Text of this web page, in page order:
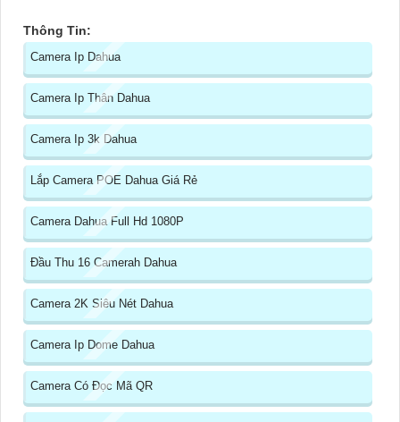
Thông Tin:
Camera Ip Dahua
Camera Ip Thân Dahua
Camera Ip 3k Dahua
Lắp Camera POE Dahua Giá Rẻ
Camera Dahua Full Hd 1080P
Đầu Thu 16 Camerah Dahua
Camera 2K Siêu Nét Dahua
Camera Ip Dome Dahua
Camera Có Đọc Mã QR